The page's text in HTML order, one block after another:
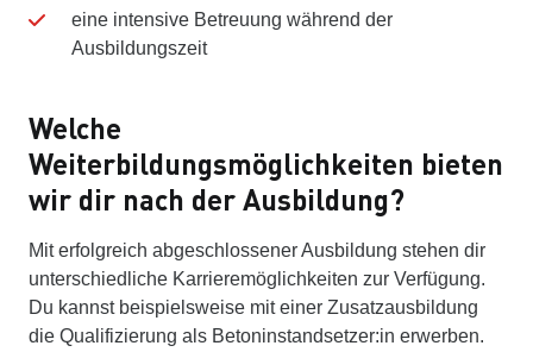
eine intensive Betreuung während der
Ausbildungszeit
Welche
Weiterbildungsmöglichkeiten bieten
wir dir nach der Ausbildung?
Mit erfolgreich abgeschlossener Ausbildung stehen dir
unterschiedliche Karrieremöglichkeiten zur Verfügung.
Du kannst beispielsweise mit einer Zusatzausbildung
die Qualifizierung als Betoninstandsetzer:in erwerben.